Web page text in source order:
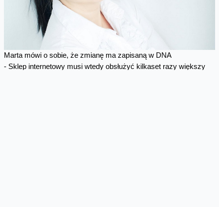
Marta mówi o sobie, że zmianę ma zapisaną w DNA
- Sklep internetowy musi wtedy obsłużyć kilkaset razy większy